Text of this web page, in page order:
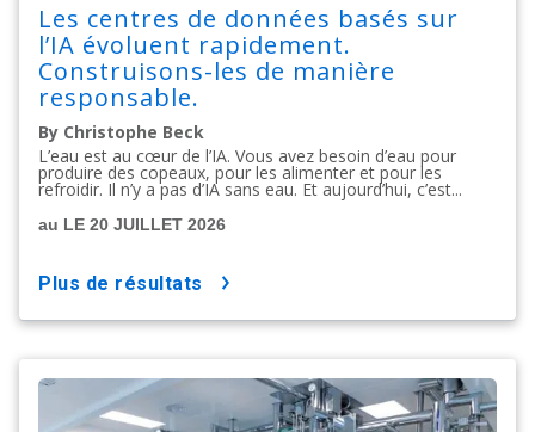
Les centres de données basés sur
l’IA évoluent rapidement.
Construisons-les de manière
responsable.
By Christophe Beck
L’eau est au cœur de l’IA. Vous avez besoin d’eau pour
produire des copeaux, pour les alimenter et pour les
refroidir. Il n’y a pas d’IA sans eau. Et aujourd’hui, c’est...
au LE 20 JUILLET 2026
plus de résultats